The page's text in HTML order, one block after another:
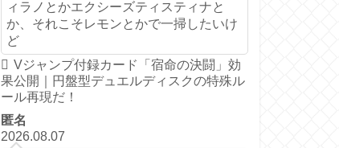
ィラノとかエクシーズティスティナと
か、それこそレモンとかで一掃したいけ
ど
Vジャンプ付録カード「宿命の決闘」効
果公開｜円盤型デュエルディスクの特殊ル
ール再現だ！
匿名
2026.08.07